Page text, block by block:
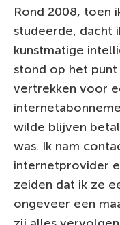
Rond 2008, toen
studeerde, dacht
kunstmatige
stond op het
vertrekken voor
wilde blijven
was. Ik nam
internetprovider
zeiden dat ik ze
ongeveer een